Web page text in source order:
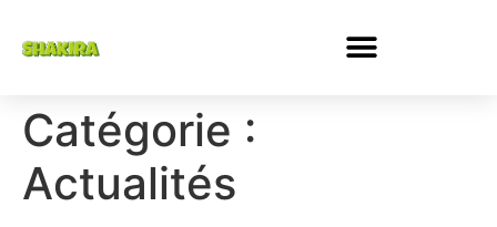
Catégorie :
Actualités